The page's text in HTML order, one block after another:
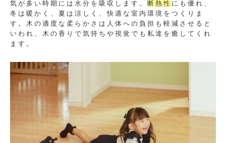
気が多い時期には水分を吸収します。 断熱性 にも優れ、
冬は暖かく、夏は涼しく、快適な室内環境をつくりま
す。木の適度な柔らかさは人体への負担も軽減させると
いわれ、木の香りで気持ちや視覚でも私達を癒してくれ
ます。